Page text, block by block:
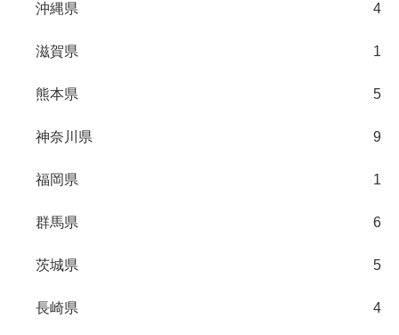
沖縄県 4
滋賀県 1
熊本県 5
神奈川県 9
福岡県 1
群馬県 6
茨城県 5
長崎県 4